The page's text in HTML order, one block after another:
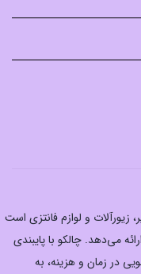
زیورآلات و لوازم فانتزی است
می‌دهد. چالکو با پایبندی
در زمان و هزینه، به